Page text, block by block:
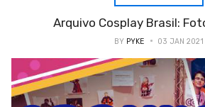
Arquivo Cosplay Brasil:
BY PYKE 03 JAN 2021